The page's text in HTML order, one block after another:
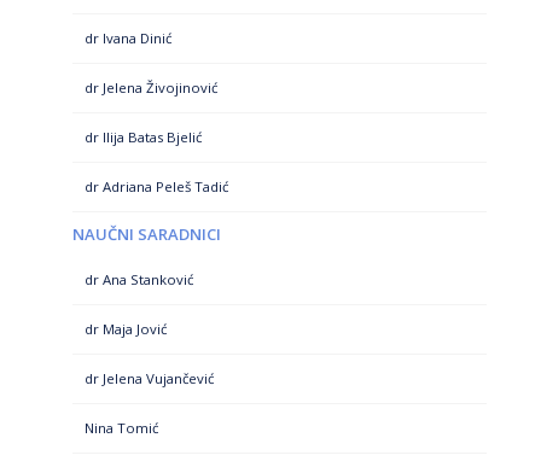
dr Ivana Dinić
dr Jelena Živojinović
dr Ilija Batas Bjelić
dr Adriana Peleš Tadić
NAUČNI SARADNICI
dr Ana Stanković
dr Maja Jović
dr Jelena Vujančević
Nina Tomić